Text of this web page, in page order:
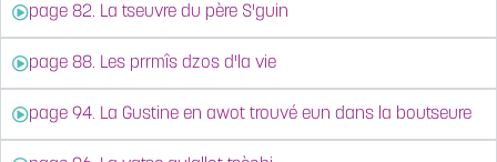
page 82. La tseuvre du père S'guin
page 88. Les prrmîs dzos d'la vie
page 94. La Gustine en awot trouvé eun dans la boutseure